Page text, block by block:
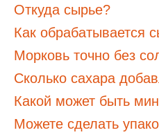
Откуда сырье?
Как обрабатывается
Морковь точно без
Сколько сахара
Какой может быть
Можете сделать